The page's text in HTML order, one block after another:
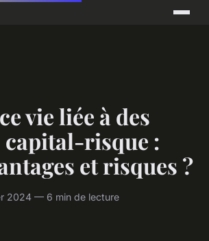
vie liée à des
capital-risque :
et risques ?
2024 — 6 min de lecture